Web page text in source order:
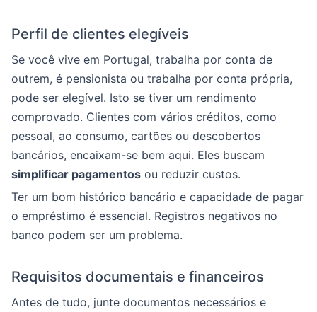
Perfil de clientes elegíveis
Se você vive em Portugal, trabalha por conta de
outrem, é pensionista ou trabalha por conta própria,
pode ser elegível. Isto se tiver um rendimento
comprovado. Clientes com vários créditos, como
pessoal, ao consumo, cartões ou descobertos
bancários, encaixam-se bem aqui. Eles buscam
simplificar pagamentos ou reduzir custos.
Ter um bom histórico bancário e capacidade de pagar
o empréstimo é essencial. Registros negativos no
banco podem ser um problema.
Requisitos documentais e financeiros
Antes de tudo, junte documentos necessários e